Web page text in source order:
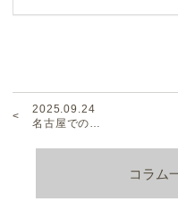
2025.09.24
名古屋での…
コラム